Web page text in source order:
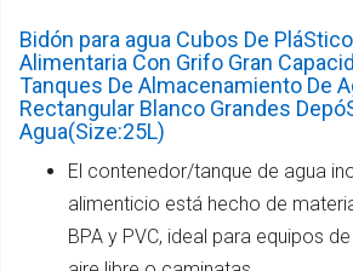
Bidón para agua Cubos De
Alimentaria Con Grifo Gran
Tanques De Almacenamiento De
Rectangular Blanco Grandes
Agua(Size:25L)
El contenedor/tanque de agua
alimenticio está hecho de
BPA y PVC, ideal para equipos